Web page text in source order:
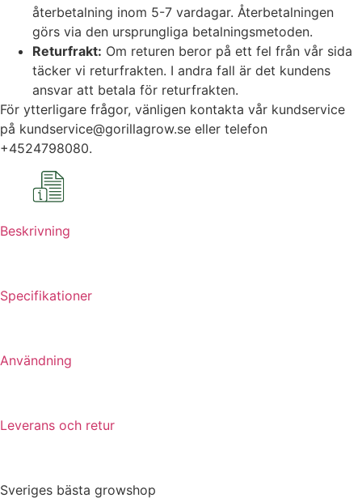
återbetalning inom 5-7 vardagar. Återbetalningen
görs via den ursprungliga betalningsmetoden.
Returfrakt: Om returen beror på ett fel från vår sida
täcker vi returfrakten. I andra fall är det kundens
ansvar att betala för returfrakten.
För ytterligare frågor, vänligen kontakta vår kundservice
på kundservice@gorillagrow.se eller telefon
+4524798080.
Beskrivning
Specifikationer
Användning
Leverans och retur
Sveriges bästa growshop